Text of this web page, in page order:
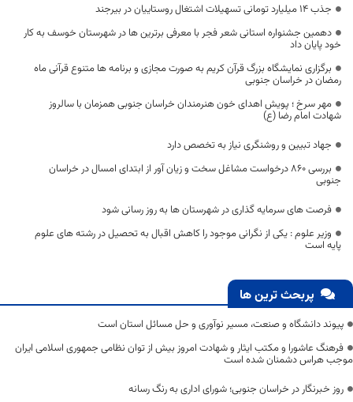
جذب 14 میلیارد تومانی تسهیلات اشتغال روستاییان در بیرجند
دهمین جشنواره استانی شعر فجر با معرفی برترین ها در شهرستان خوسف به کار
خود پایان داد
برگزاری نمایشگاه بزرگ قرآن کریم به صورت مجازی و برنامه ها متنوع قرآنی ماه
رمضان در خراسان جنوبی
مهر سرخ ؛ پویش اهدای خون هنرمندان خراسان جنوبی همزمان با سالروز
شهادت امام رضا (ع)
جهاد تبیین و روشنگری نیاز به تخصص دارد
بررسی ۸۶۰ درخواست مشاغل سخت و زیان آور از ابتدای امسال در خراسان
جنوبی
فرصت های سرمایه گذاری در شهرستان ها به روز رسانی شود
وزیر علوم : یکی از نگرانی موجود را کاهش اقبال به تحصیل در رشته های علوم
پایه است
پربحث ترین ها
پیوند دانشگاه و صنعت، مسیر نوآوری و حل مسائل استان است
فرهنگ عاشورا و مکتب ایثار و شهادت امروز بیش از توان نظامی جمهوری اسلامی ایران
موجب هراس دشمنان شده است
روز خبرنگار در خراسان جنوبی؛ شورای اداری به رنگ رسانه